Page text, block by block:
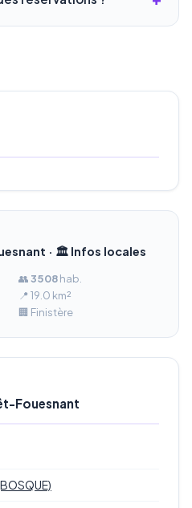
· 🏛️ Infos locales
👥 3 508hab.
📍 19.0 km²
🏢 Finistère
Fouesnant